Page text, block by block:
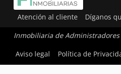
Atención al cliente Díganos
Inmobiliaria de Administradores
Aviso legal
Política de